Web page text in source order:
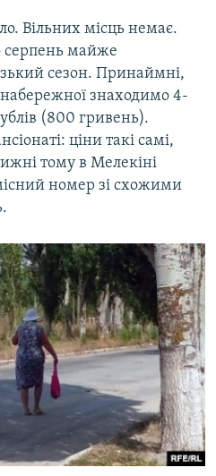
Вільних місць немає.
серпень майже
сезон. Принаймні,
набережної знаходимо 4-
(800 гривень).
ціни такі самі,
тому в Мелекіні
номер зі схожими